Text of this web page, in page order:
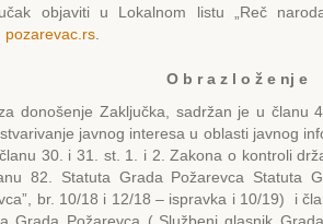
objaviti u Lokalnom listu „Reč
pozarevac.rs
O b r a z l o ž e nj e
donošenje Zaključka, sadržan je u članu
javnog interesa u oblasti javnog
30. i 31. st. 1. i 2. Zakona o kontroli
82. Statuta Grada Požarevca Statuta
br. 10/18 i 12/18 – ispravka i 10/19) i